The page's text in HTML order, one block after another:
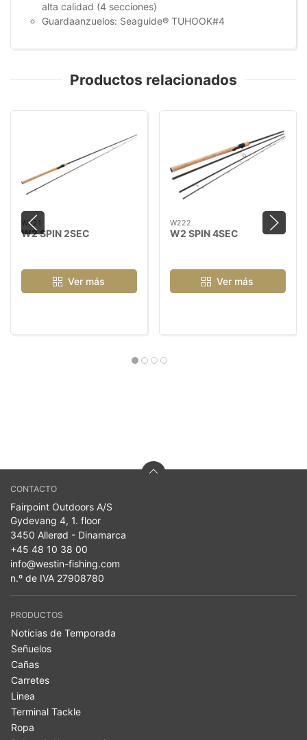
alta calidad (4 secciones)
Guardaanzuelos: Seaguide® TUHOOK#4
Productos relacionados
W221
W2 SPIN 2SEC
Ver más
W222
W2 SPIN 4SEC
Ver más
CONTACTO
Fairpoint Outdoors A/S
Gydevang 4, 1. floor
3450 Allerød - Dinamarca
+45 48 10 38 00
info@westin-fishing.com
n.º de IVA 27908780
PRODUCTOS
Noticias de Temporada
Señuelos
Cañas
Carretes
Linea
Terminal Tackle
Ropa